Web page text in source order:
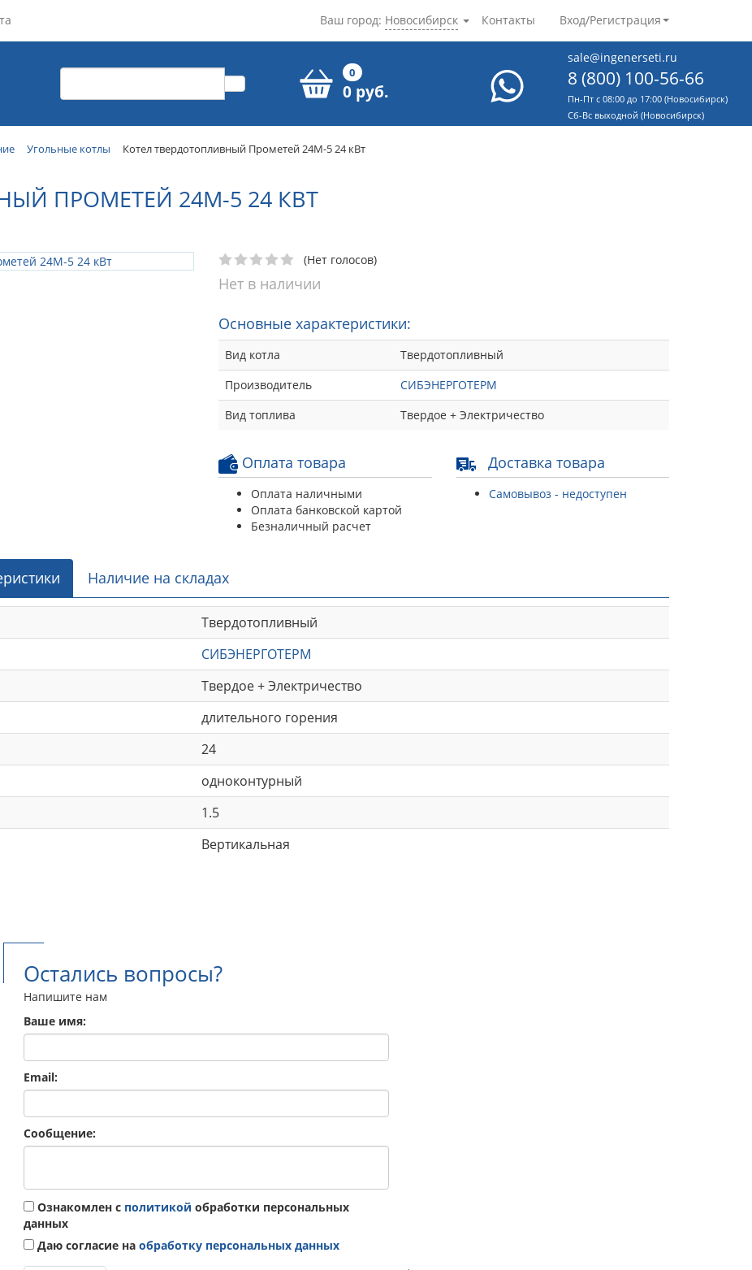
Контакты Вход/Регистрация
Ваш город: Новосибирск
0
0 руб.
sale@ingenerseti.ru
8 (800) 100-56-66
Пн-Пт с 08:00 до 17:00 (Новосибирск)
Cб-Вс выходной (Новосибирск)
Угольные котлы Котел твердотопливный Прометей 24М-5 24 кВт
ПРОМЕТЕЙ 24М-5 24 КВТ
(Нет голосов)
Нет в наличии
Основные характеристики:
Вид котла
Твердотопливный
Производитель
СИБЭНЕРГОТЕРМ
Вид топлива
Твердое + Электричество
Оплата товара
Оплата наличными
Оплата банковской картой
Безналичный расчет
Доставка товара
Самовывоз - недоступен
Наличие на складах
Твердотопливный
СИБЭНЕРГОТЕРМ
Твердое + Электричество
длительного горения
24
одноконтурный
1.5
Вертикальная
Остались вопросы?
Напишите нам
Ваше имя:
Email:
Сообщение:
Ознакомлен с политикой обработки персональных
данных
Даю согласие на обработку персональных данных